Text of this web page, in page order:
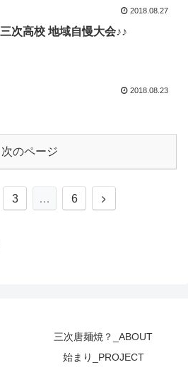
2018.08.27
三次高校 地域自慢大会♪♪
2018.08.23
次のページ
3 … 6
次
三次唐麺焼？_ABOUT
始まり_PROJECT